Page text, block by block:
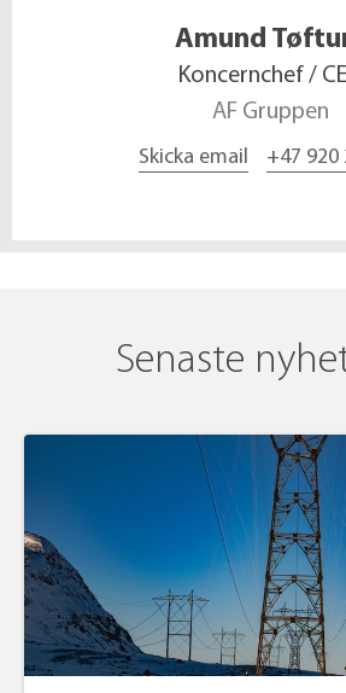
Amund
Koncernchef /
AF Gruppen
Skicka email +47 920
Senaste